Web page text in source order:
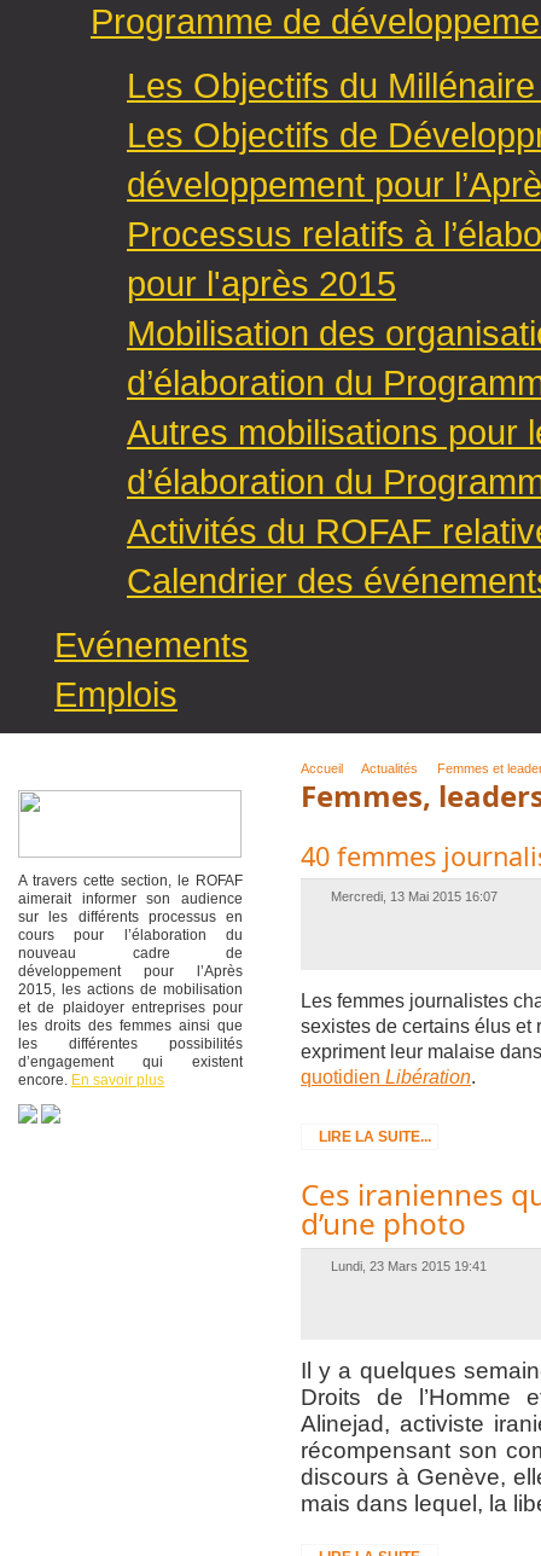
Programme de
Les Objectifs du
Les Objectifs de
développement pour
Processus relatifs à
pour l'après 2015
Mobilisation des
d’élaboration du
Autres mobilisations pour
d’élaboration du
Activités du ROFAF
Calendrier des
Evénements
Emplois
Accueil Actualités Femmes et
Femmes,
40 femmes
Mercredi, 13 Mai 2015 16:07
Les femmes journalistes
sexistes de certains élus et
expriment leur malaise
quotidien Libération.
LIRE LA SUITE...
Ces iraniennes
d’une photo
Lundi, 23 Mars 2015 19:41
Il y a quelques
Droits de l’Homme
Alinejad, activiste
récompensant son
discours à Genève,
mais dans lequel, la
A travers cette section, le ROFAF
aimerait informer son audience
sur les différents processus en
cours pour l’élaboration du
nouveau cadre de
développement pour l’Après
2015, les actions de mobilisation
et de plaidoyer entreprises pour
les droits des femmes ainsi que
les différentes possibilités
d’engagement qui existent
encore. En savoir plus